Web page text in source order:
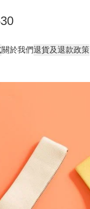
關於我們退貨及退款政策